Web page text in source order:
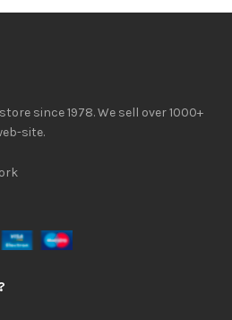
since 1978. We sell over 1000+
site.